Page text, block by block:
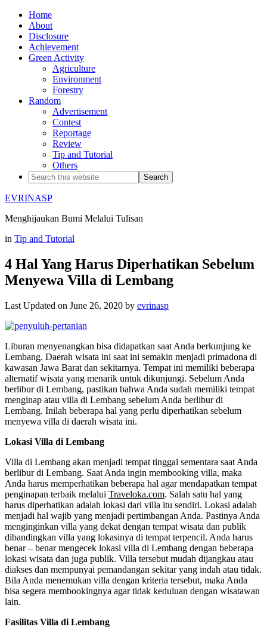
Home
About
Disclosure
Achievement
Green Activity
Agriculture
Environment
Forestry
Random
Advertisement
Contest
Reportage
Review
Tip and Tutorial
Others
EVRINASP
Menghijaukan Bumi Melalui Tulisan
in Tip and Tutorial
4 Hal Yang Harus Diperhatikan Sebelum
Menyewa Villa di Lembang
Last Updated on June 26, 2020 by evrinasp
Liburan menyenangkan bisa didapatkan saat Anda berkunjung ke
Lembang. Daerah wisata ini saat ini semakin menjadi primadona di
kawasan Jawa Barat dan sekitarnya. Tempat ini memiliki beberapa
alternatif wisata yang menarik untuk dikunjungi. Sebelum Anda
berlibur di Lembang, pastikan bahwa Anda sudah memiliki tempat
menginap atau villa di Lembang sebelum Anda berlibur di
Lembang. Inilah beberapa hal yang perlu diperhatikan sebelum
menyewa villa di daerah wisata ini.
Lokasi Villa di Lembang
Villa di Lembang akan menjadi tempat tinggal sementara saat Anda
berlibur di Lembang. Saat Anda ingin membooking villa, maka
Anda harus memperhatikan beberapa hal agar mendapatkan tempat
penginapan terbaik melalui Traveloka.com. Salah satu hal yang
harus diperhatikan adalah lokasi dari villa itu sendiri. Lokasi adalah
menjadi hal wajib yang menjadi pertimbangan Anda. Pastinya Anda
menginginkan villa yang dekat dengan tempat wisata dan publik
dibandingkan villa yang lokasinya di tempat terpencil. Anda harus
benar – benar mengecek lokasi villa di Lembang dengan beberapa
lokasi wisata dan juga publik. Villa tersebut mudah dijangkau atau
diakses dan mempunyai pemandangan sekitar yang indah atau tidak.
Bila Anda menemukan villa dengan kriteria tersebut, maka Anda
bisa segera membookingnya agar tidak keduluan dengan wisatawan
lain.
Fasilitas Villa di Lembang